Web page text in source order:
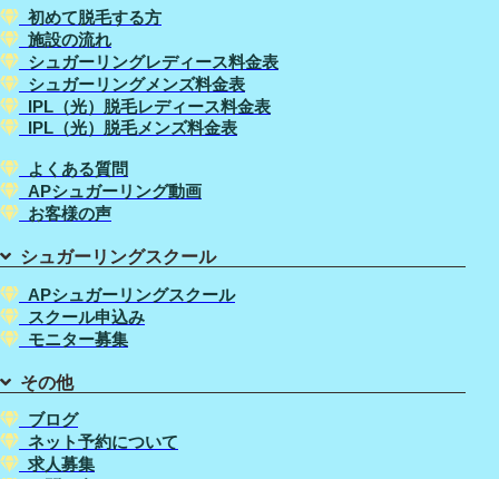
初めて脱毛する方
施設の流れ
シュガーリングレディース料金表
シュガーリングメンズ料金表
IPL（光）脱毛レディース料金表
IPL（光）脱毛メンズ料金表
よくある質問
APシュガーリング動画
お客様の声
シュガーリングスクール
APシュガーリングスクール
スクール申込み
モニター募集
その他
ブログ
ネット予約について
求人募集